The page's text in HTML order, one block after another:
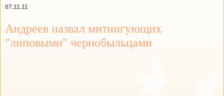
07.11.11
Андреев назвал митингующих
"липовыми" чернобыльцами